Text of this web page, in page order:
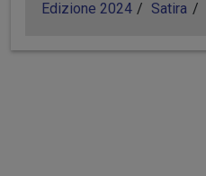
Edizione 2024
Satira